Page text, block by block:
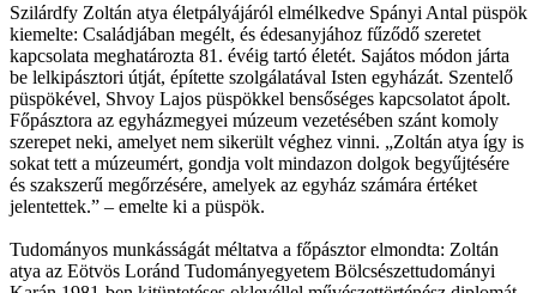
Szilárdfy Zoltán atya életpályájáról elmélkedve Spányi Antal püspök
kiemelte: Családjában megélt, és édesanyjához fűződő szeretet
kapcsolata meghatározta 81. évéig tartó életét. Sajátos módon járta
be lelkipásztori útját, építette szolgálatával Isten egyházát. Szentelő
püspökével, Shvoy Lajos püspökkel bensőséges kapcsolatot ápolt.
Főpásztora az egyházmegyei múzeum vezetésében szánt komoly
szerepet neki, amelyet nem sikerült véghez vinni. „Zoltán atya így is
sokat tett a múzeumért, gondja volt mindazon dolgok begyűjtésére
és szakszerű megőrzésére, amelyek az egyház számára értéket
jelentettek.” – emelte ki a püspök.
Tudományos munkásságát méltatva a főpásztor elmondta: Zoltán
atya az Eötvös Loránd Tudományegyetem Bölcsészettudományi